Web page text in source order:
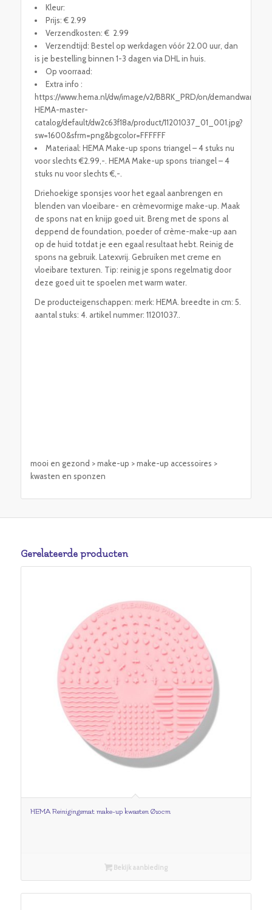
Kleur:
Prijs: € 2.99
Verzendkosten: € 2.99
Verzendtijd: Bestel op werkdagen vóór 22.00 uur, dan
is je bestelling binnen 1-3 dagen via DHL in huis.
Op voorraad:
Extra info :
https://www.hema.nl/dw/image/v2/BBRK_PRD/on/
HEMA-master-
catalog/default/dw2c63f18a/product/11201037_01_001.jpg?
sw=1600&sfrm=png&bgcolor=FFFFFF
Materiaal: HEMA Make-up spons triangel – 4 stuks nu
voor slechts €2.99,-. HEMA Make-up spons triangel – 4
stuks nu voor slechts €,-.
Driehoekige sponsjes voor het egaal aanbrengen en
blenden van vloeibare- en crèmevormige make-up. Maak
de spons nat en knijp goed uit. Breng met de spons al
deppend de foundation, poeder of crème-make-up aan
op de huid totdat je een egaal resultaat hebt. Reinig de
spons na gebruik. Latexvrij. Gebruiken met creme en
vloeibare texturen. Tip: reinig je spons regelmatig door
deze goed uit te spoelen met warm water.
De producteigenschappen: merk: HEMA. breedte in cm: 5.
aantal stuks: 4. artikel nummer: 11201037..
mooi en gezond > make-up > make-up accessoires >
kwasten en sponzen
Gerelateerde producten
HEMA Reinigingsmat make-up kwasten Ø10cm
Bekijk aanbieding